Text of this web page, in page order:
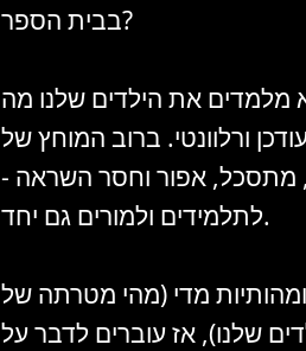
בבית הספר?
מלמדים את הילדים שלנו מה
ורלוונטי. ברוב המוחץ של
מתסכל, אפור וחסר השראה -
לתלמידים ולמורים גם יחד.
מדי (מהי מטרתה של
שלנו), אז עוברים לדבר על